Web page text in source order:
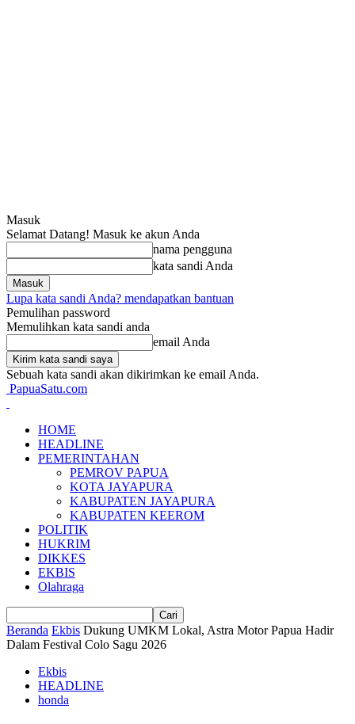
Masuk
Selamat Datang! Masuk ke akun Anda
nama pengguna
kata sandi Anda
Lupa kata sandi Anda? mendapatkan bantuan
Pemulihan password
Memulihkan kata sandi anda
email Anda
Sebuah kata sandi akan dikirimkan ke email Anda.
PapuaSatu.com
HOME
HEADLINE
PEMERINTAHAN
PEMROV PAPUA
KOTA JAYAPURA
KABUPATEN JAYAPURA
KABUPATEN KEEROM
POLITIK
HUKRIM
DIKKES
EKBIS
Olahraga
Beranda Ekbis Dukung UMKM Lokal, Astra Motor Papua Hadir
Dalam Festival Colo Sagu 2026
Ekbis
HEADLINE
honda